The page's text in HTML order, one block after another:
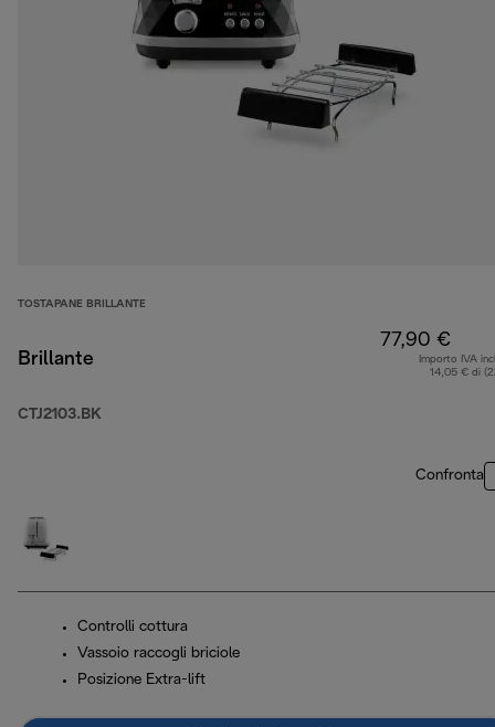
TOSTAPANE BRILLANTE
Brillante
CTJ2103.BK
77,90 €
Importo IVA
14,05 € di
Confronta
Controlli cottura
Vassoio raccogli briciole
Posizione Extra-lift